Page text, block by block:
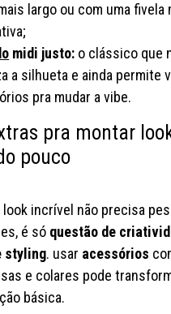
largo ou com uma fivela
midi justo: o clássico que
a silhueta e ainda permite
pra mudar a vibe.
pra montar
pouco
look incrível não precisa
é só questão de
styling. usar acessórios
e colares pode
básica.